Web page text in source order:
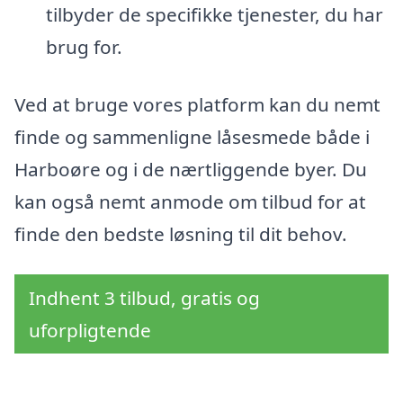
tilbyder de specifikke tjenester, du har
brug for.
Ved at bruge vores platform kan du nemt
finde og sammenligne låsesmede både i
Harboøre og i de nærtliggende byer. Du
kan også nemt anmode om tilbud for at
finde den bedste løsning til dit behov.
Indhent 3 tilbud, gratis og
uforpligtende